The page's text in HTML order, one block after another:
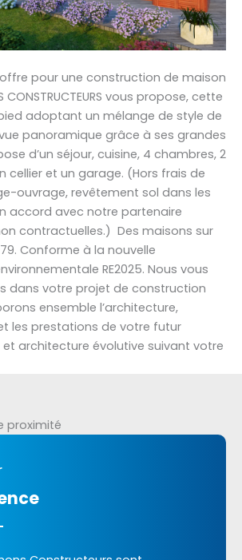
pour une construction de maison
CONSTRUCTEURS vous propose, cette
adoptant un mélange de style de
panoramique grâce à ses grandes
d’un séjour, cuisine, 4 chambres, 2
cellier et un garage. (Hors frais de
ouvrage, revêtement sol dans les
accord avec notre partenaire
contractuelles.) Des maisons sur
Conforme à la nouvelle
RE2025. Nous vous
dans votre projet de construction
ensemble l’architecture,
les prestations de votre futur
architecture évolutive suivant votre
proximité